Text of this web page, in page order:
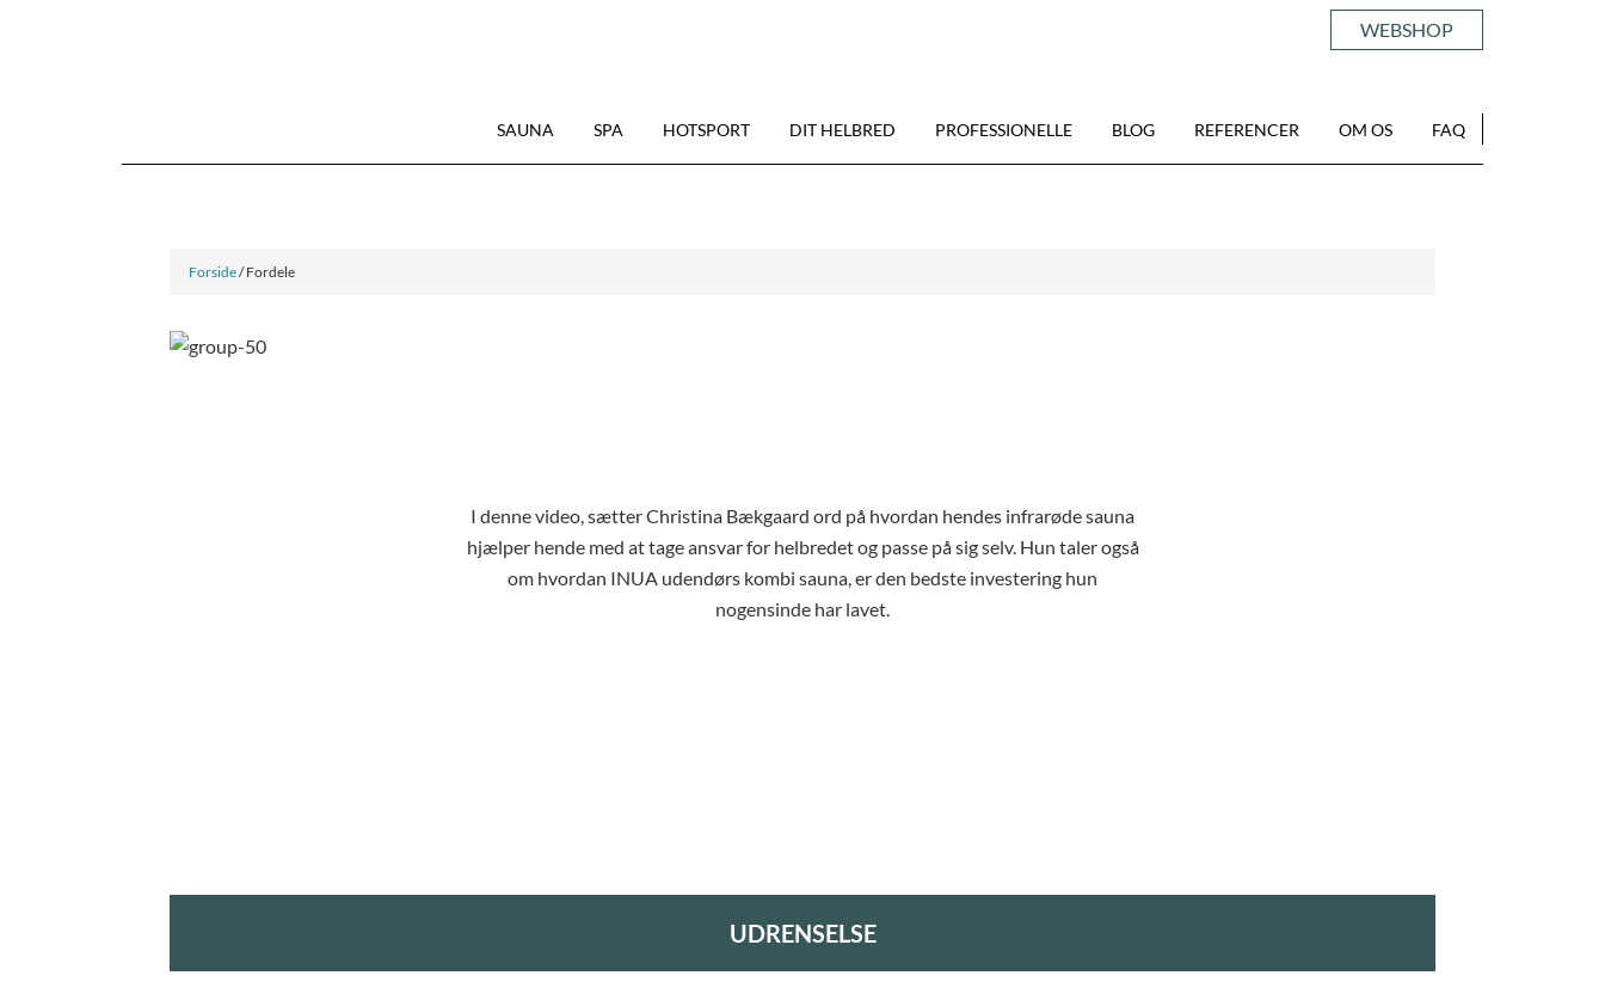
WEBSHOP
SAUNA SPA HOTSPORT DIT HELBRED PROFESSIONELLE BLOG REFERENCER OM OS FAQ
Forside/ Fordele
I denne video, sætter Christina Bækgaard ord på hvordan hendes infrarøde sauna
hjælper hende med at tage ansvar for helbredet og passe på sig selv. Hun taler også
om hvordan INUA udendørs kombi sauna, er den bedste investering hun
nogensinde har lavet.
UDRENSELSE